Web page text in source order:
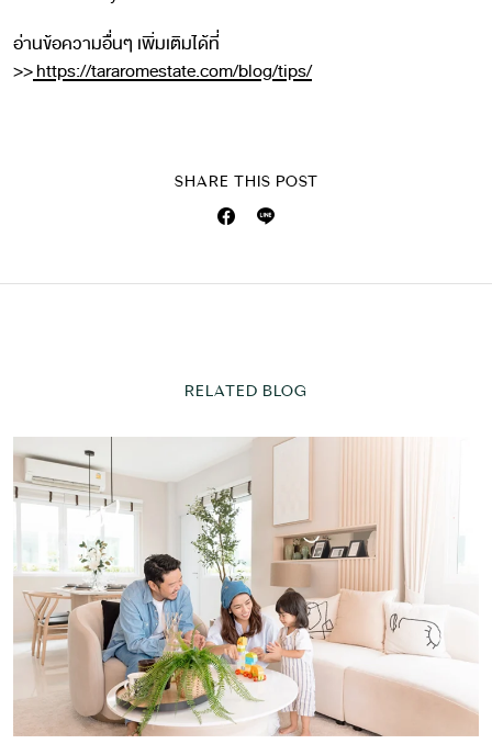
อ่านข้อความอื่นๆ เพิ่มเติมได้ที่
>>https://tararomestate.com/blog/tips/
SHARE THIS POST
RELATED BLOG